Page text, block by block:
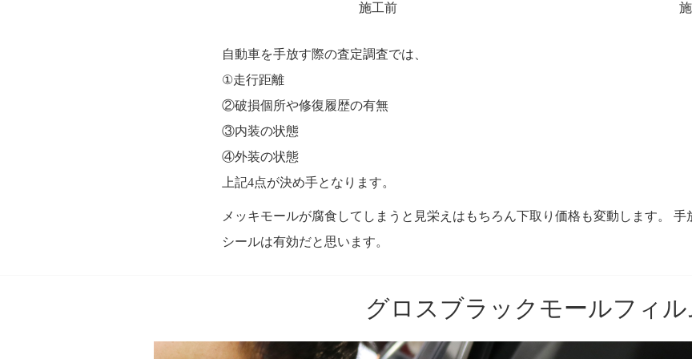
施工前
自動車を手放す際の査定調査では、
①走行距離
②破損個所や修復履歴の有無
③内装の状態
④外装の状態
上記4点が決め手となります。
メッキモールが腐食してしまうと見栄えはもちろん下取り価格も変動します。
シールは有効だと思います。
グロスブラックモールフィル